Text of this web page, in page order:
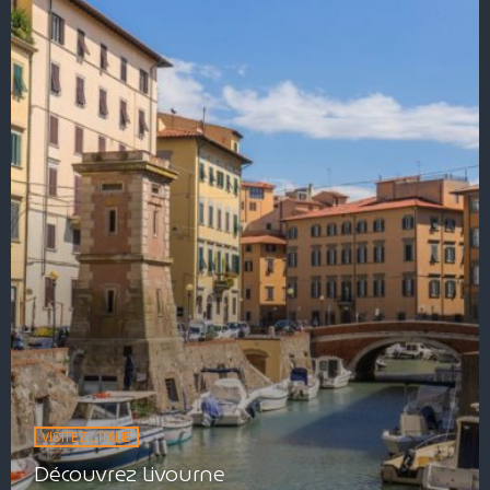
VISITEZ L'ITALIE
Découvrez Livourne